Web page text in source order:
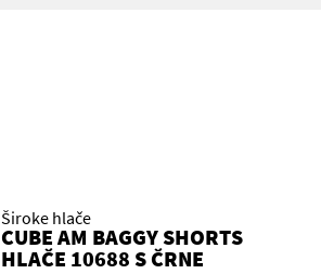
Široke hlače
CUBE AM BAGGY SHORTS
HLAČE 10688 S ČRNE